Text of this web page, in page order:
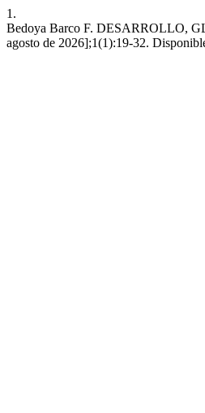
1.
Bedoya Barco F. DESARROLLO,
agosto de 2026];1(1):19-32.